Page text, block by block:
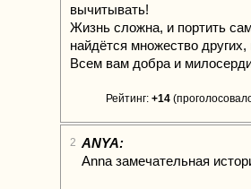
вычитывать!
Жизнь сложна, и портить
найдётся множество других,
Всем вам добра и
Рейтинг: +14
2 ANYA:
Anna замечательная